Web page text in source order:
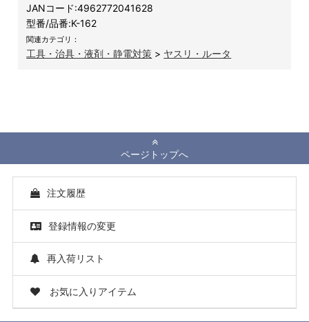
JANコード:4962772041628
型番/品番:K-162
関連カテゴリ：
工具・治具・液剤・静電対策 > ヤスリ・ルータ
ページトップへ
注文履歴
登録情報の変更
再入荷リスト
お気に入りアイテム